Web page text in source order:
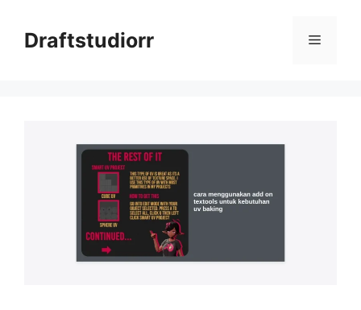
contentDraftstudiorr Menu